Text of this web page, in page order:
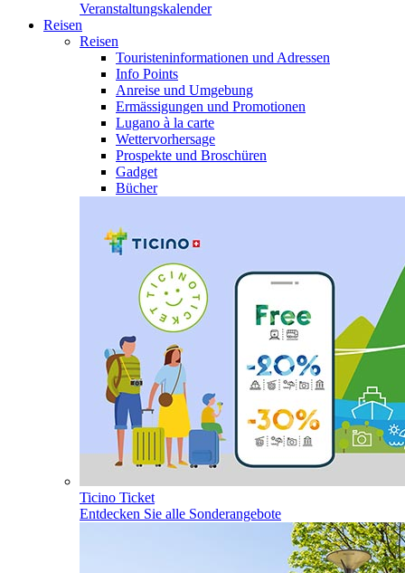
Veranstaltungskalender
Reisen
Reisen
Touristeninformationen und Adressen
Info Points
Anreise und Umgebung
Ermässigungen und Promotionen
Lugano à la carte
Wettervorhersage
Prospekte und Broschüren
Gadget
Bücher
Ticino Ticket
Entdecken Sie alle Sonderangebote